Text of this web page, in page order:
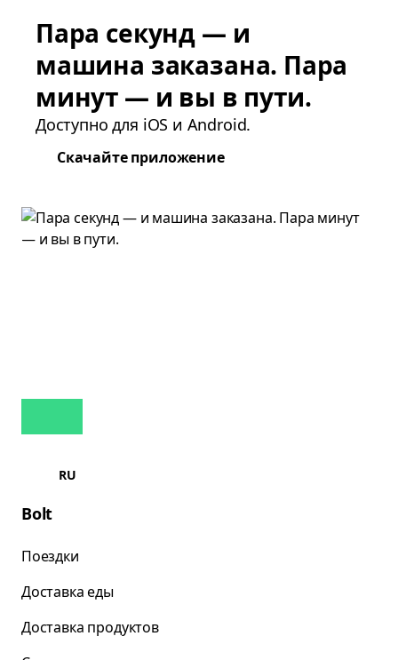
Пара секунд — и
машина заказана. Пара
минут — и вы в пути.
Доступно для iOS и Android.
Скачайте приложение
RU
Bolt
Поездки
Доставка еды
Доставка продуктов